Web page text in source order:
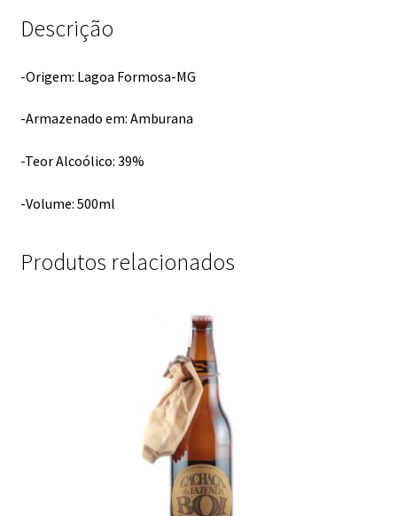
Descrição
-Origem: Lagoa Formosa-MG
-Armazenado em: Amburana
-Teor Alcoólico: 39%
-Volume: 500ml
Produtos relacionados